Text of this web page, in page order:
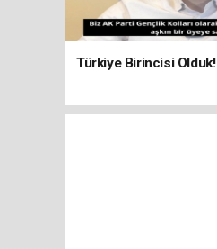
Türkiye Birincisi Olduk!